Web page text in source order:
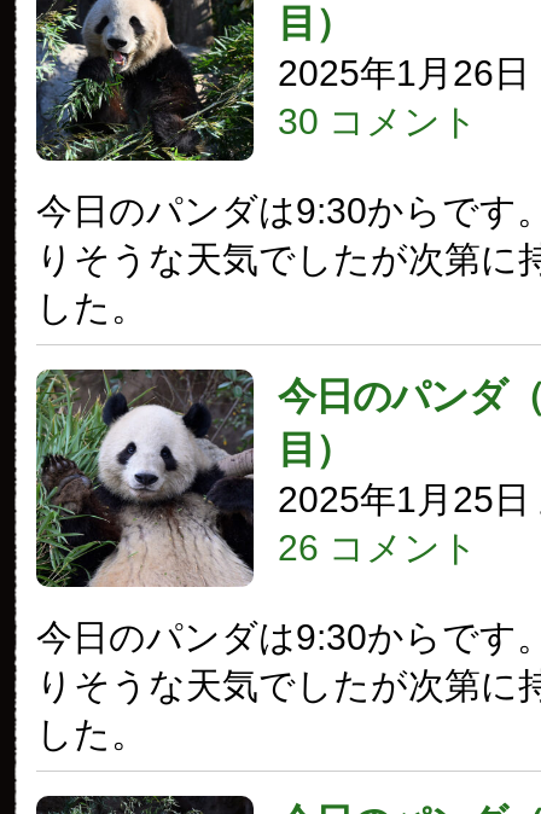
目）
2025年1月26日
30 コメント
今日のパンダは9:30からです
りそうな天気でしたが次第に
した。
今日のパンダ
目）
2025年1月25日
26 コメント
今日のパンダは9:30からです
りそうな天気でしたが次第に
した。